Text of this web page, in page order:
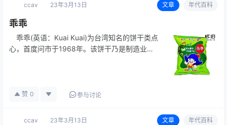
ccav 23年3月13日 文章 年代百科
乖乖
乖乖(英语：Kuai Kuai)为台湾知名的饼干类点
心，首度问市于1968年。该饼干乃是制造业者
为台湾知名零食，…
赞 0 参与讨论
ccav 23年3月13日 文章 年代百科